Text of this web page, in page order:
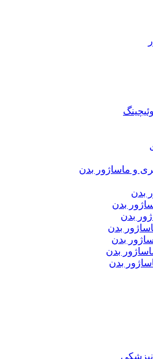
و ماساژور بدن
بدن
بدن
بدن
بدن
بدن
بدن
بدن